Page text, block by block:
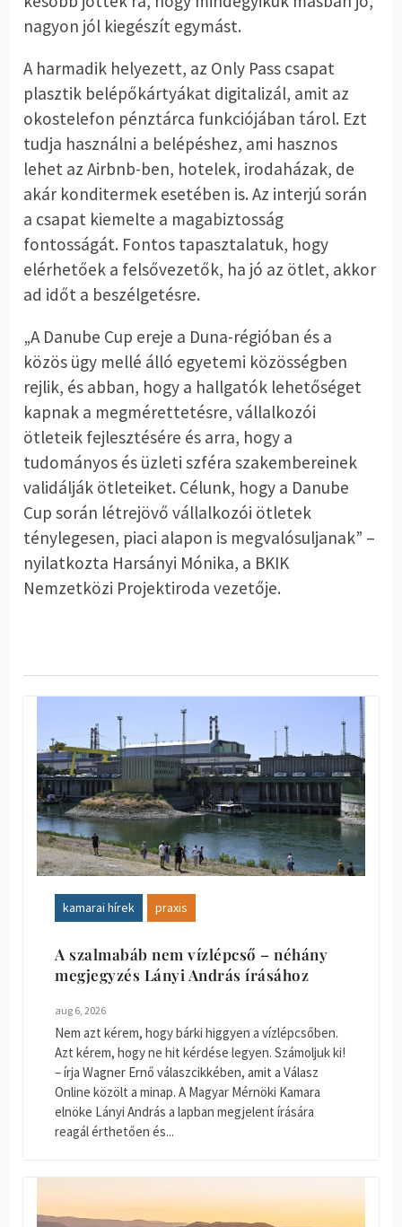
nagyon jól kiegészít egymást.
A harmadik helyezett, az Only Pass csapat
plasztik belépőkártyákat digitalizál, amit az
okostelefon pénztárca funkciójában tárol. Ezt
tudja használni a belépéshez, ami hasznos
lehet az Airbnb-ben, hotelek, irodaházak, de
akár konditermek esetében is. Az interjú során
a csapat kiemelte a magabiztosság
fontosságát. Fontos tapasztalatuk, hogy
elérhetőek a felsővezetők, ha jó az ötlet, akkor
ad időt a beszélgetésre.
„A Danube Cup ereje a Duna-régióban és a
közös ügy mellé álló egyetemi közösségben
rejlik, és abban, hogy a hallgatók lehetőséget
kapnak a megmérettetésre, vállalkozói
ötleteik fejlesztésére és arra, hogy a
tudományos és üzleti szféra szakembereinek
validálják ötleteiket. Célunk, hogy a Danube
Cup során létrejövő vállalkozói ötletek
ténylegesen, piaci alapon is megvalósuljanak” –
nyilatkozta Harsányi Mónika, a BKIK
Nemzetközi Projektiroda vezetője.
kamarai hírek praxis
A szalmabáb nem vízlépcső – néhány
megjegyzés Lányi András írásához
aug 6, 2026
Nem azt kérem, hogy bárki higgyen a vízlépcsőben.
Azt kérem, hogy ne hit kérdése legyen. Számoljuk ki!
– írja Wagner Ernő válaszcikkében, amit a Válasz
Online közölt a minap. A Magyar Mérnöki Kamara
elnöke Lányi András a lapban megjelent írására
reagál érthetően és...